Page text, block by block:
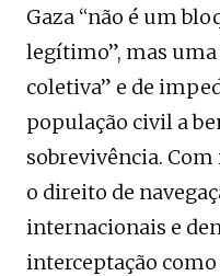
Gaza “não é um
legítimo”, mas
coletiva” e de
população civil a
sobrevivência.
o direito de
internacionais e
interceptação